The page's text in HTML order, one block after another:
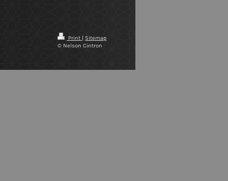
Print | Sitemap
© Nelson Cintron